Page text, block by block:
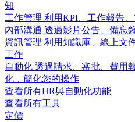
知
工作管理 利用KPI、工作報告
內部溝通 透過影片公告、備忘
資訊管理 利用知識庫、線上文
工作
自動化 透過請求、審批、費用
化，簡化您的操作
查看所有HR與自動化功能
查看所有工具
定價